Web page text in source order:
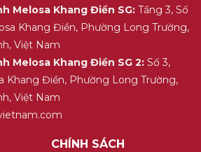
Melosa Khang Điền SG:Tầng 3, Số
Khang Điền, Phường Long Trường,
Việt Nam
Melosa Khang Điền SG 2:Số 3,
Khang Điền, Phường Long Trường,
Việt Nam
CHÍNH SÁCH